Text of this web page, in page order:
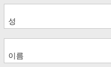
Learn how pharma
remote workforce with data.
with Pfizer